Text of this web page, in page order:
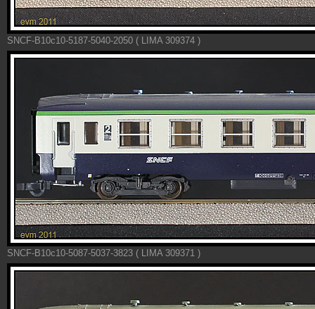
SNCF-B10c10-5187-5040-2050 ( LIMA 309374 )
SNCF-B10c10-5087-5037-3823 ( LIMA 309371 )